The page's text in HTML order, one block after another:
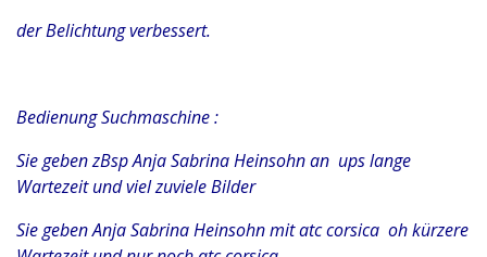
der Belichtung verbessert.
Bedienung Suchmaschine :
Sie geben zBsp Anja Sabrina Heinsohn an ups lange
Wartezeit und viel zuviele Bilder
Sie geben Anja Sabrina Heinsohn mit atc corsica oh kürzere